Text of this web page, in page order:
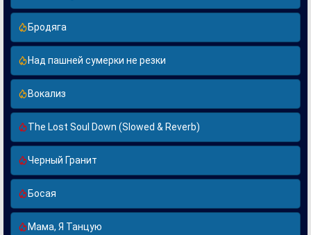
Бродяга
Над пашней сумерки не резки
Вокализ
The Lost Soul Down (Slowed & Reverb)
Черный Гранит
Босая
Мама, Я Танцую